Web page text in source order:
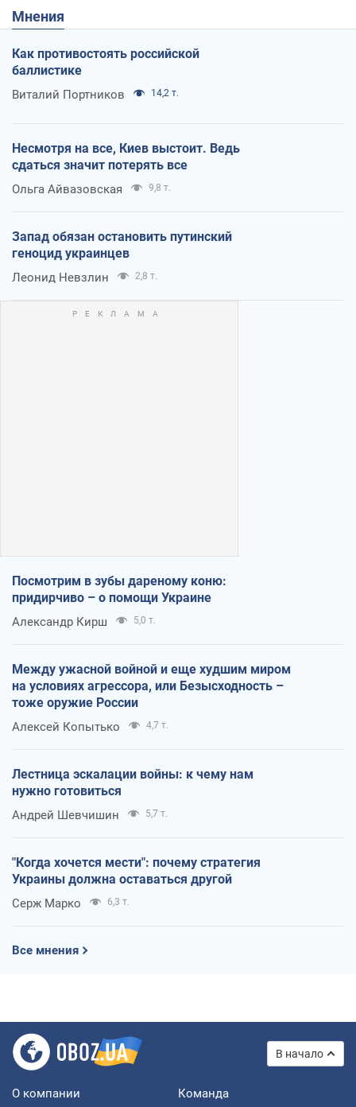
Мнения
Как противостоять российской
баллистике
Виталий Портников 14,2 т.
Несмотря на все, Киев выстоит. Ведь
сдаться значит потерять все
Ольга Айвазовская 9,8 т.
Запад обязан остановить путинский
геноцид украинцев
Леонид Невзлин 2,8 т.
Посмотрим в зубы дареному коню:
придирчиво – о помощи Украине
Александр Кирш 5,0 т.
Между ужасной войной и еще худшим миром
на условиях агрессора, или Безысходность –
тоже оружие России
Алексей Копытько 4,7 т.
Лестница эскалации войны: к чему нам
нужно готовиться
Андрей Шевчишин 5,7 т.
"Когда хочется мести": почему стратегия
Украины должна оставаться другой
Серж Марко 6,3 т.
Все мнения
В начало
О компании Команда